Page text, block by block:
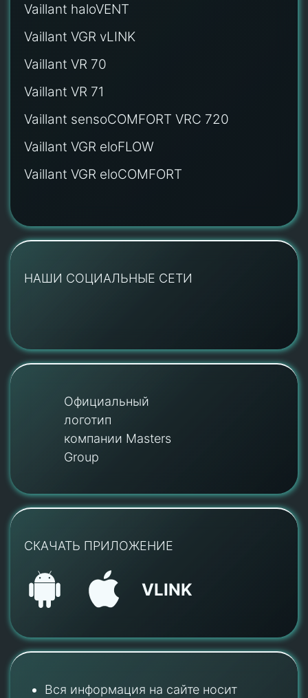
Vaillant haloVENT
Vaillant VGR vLINK
Vaillant VR 70
Vaillant VR 71
Vaillant sensoCOMFORT VRC 720
Vaillant VGR eloFLOW
Vaillant VGR eloCOMFORT
НАШИ СОЦИАЛЬНЫЕ СЕТИ
Официальный
логотип
компании Masters
Group
СКАЧАТЬ ПРИЛОЖЕНИЕ
VLINK
Вся информация на сайте носит